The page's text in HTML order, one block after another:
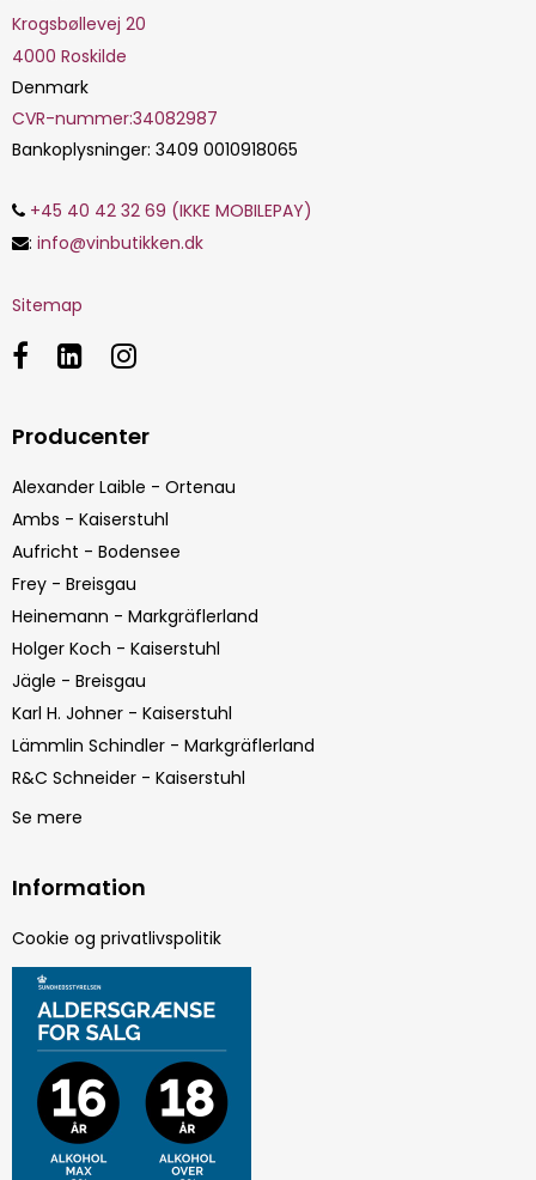
Krogsbøllevej 20
4000 Roskilde
Denmark
CVR-nummer:34082987
Bankoplysninger: 3409 0010918065
+45 40 42 32 69 (IKKE MOBILEPAY)
: info@vinbutikken.dk
Sitemap
Producenter
Alexander Laible - Ortenau
Ambs - Kaiserstuhl
Aufricht - Bodensee
Frey - Breisgau
Heinemann - Markgräflerland
Holger Koch - Kaiserstuhl
Jägle - Breisgau
Karl H. Johner - Kaiserstuhl
Lämmlin Schindler - Markgräflerland
R&C Schneider - Kaiserstuhl
Se mere
Information
Cookie og privatlivspolitik